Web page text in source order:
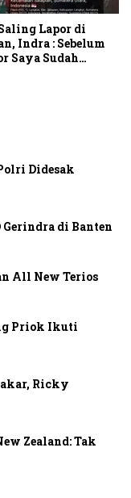
Lapor di
Indra : Sebelum
Saya Sudah
Didesak
Gerindra di Banten
All New Terios
Priok Ikuti
Ricky
Zealand: Tak